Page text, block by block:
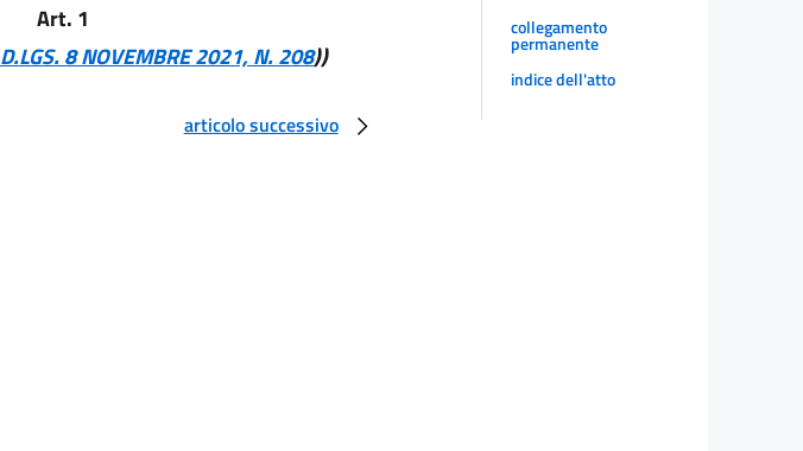
Art. 1
D.LGS. 8 NOVEMBRE 2021, N. 208))
articolo successivo
collegamento
permanente
indice dell'atto